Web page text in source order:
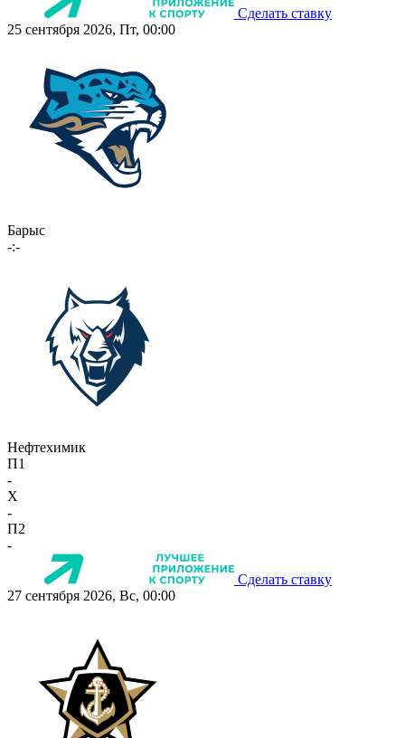
Сделать ставку
25 сентября 2026, Пт, 00:00
Барыс
-:-
Нефтехимик
П1
-
X
-
П2
-
Сделать ставку
27 сентября 2026, Вс, 00:00